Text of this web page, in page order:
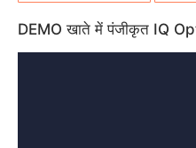
DEMO खाते में पंजीकृत IQ